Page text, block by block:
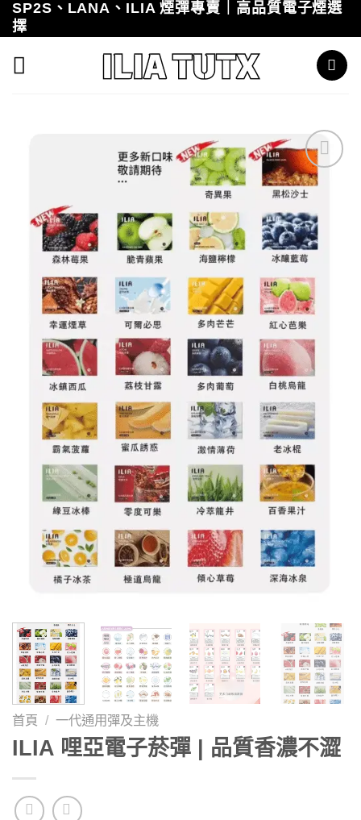
Skip
to
content
SP2S、LANA、ILIA 煙彈專賣｜高品質電子煙選
擇
Add to
首頁 / 一代通用彈及主機
ILIA 哩亞電子菸彈 | 品質香濃不澀